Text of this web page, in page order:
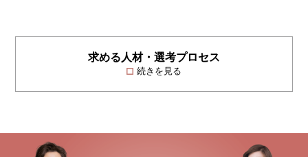
求める人材・選考プロセス
続きを見る